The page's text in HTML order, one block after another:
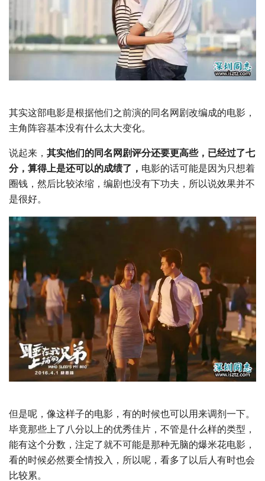
其实这部电影是根据他们之前演的同名网剧改编成的电影，
主角阵容基本没有什么太大变化。
说起来， 其实他们的同名网剧评分还要更高些，已经过了七
分，算得上是还可以的成绩了， 电影的话可能是因为只想着
圈钱，然后比较浓缩，编剧也没有下功夫，所以说效果并不
是很好。
但是呢，像这样子的电影，有的时候也可以用来调剂一下。
毕竟那些上了八分以上的优秀佳片，不管是什么样的类型，
能有这个分数，注定了就不可能是那种无脑的爆米花电影，
看的时候必然要全情投入，所以呢，看多了以后人有时也会
比较累。